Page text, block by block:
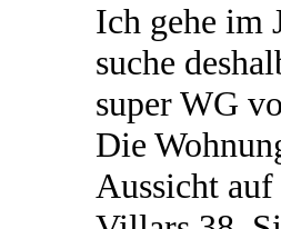
Ich gehe im
suche
super WG
Die
Aussicht